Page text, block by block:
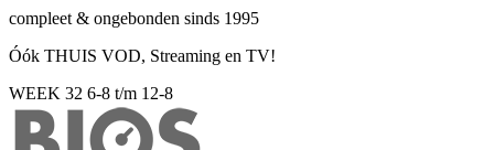
compleet & ongebonden sinds 1995
Óók THUIS VOD, Streaming en TV!
WEEK 32 6-8 t/m 12-8